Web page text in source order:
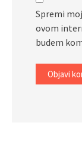
Spremi
ovom
budem